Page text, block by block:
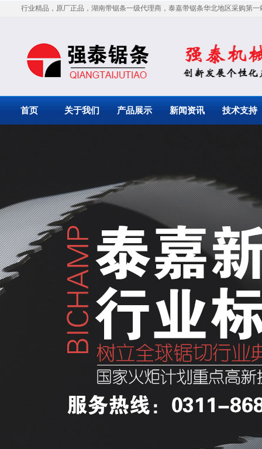
行业精品，原厂正品，湖南带锯条一级代理商，泰嘉带锯条华北地区采购第一
首页 关于我们 产品展示 新闻资讯 技术支持